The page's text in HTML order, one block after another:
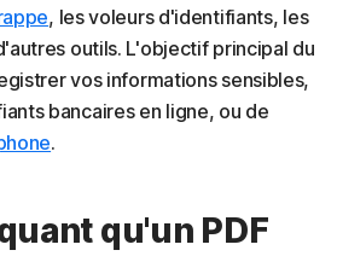
, les voleurs d'identifiants, les
outils. L'objectif principal du
vos informations sensibles,
bancaires en ligne, ou de
.
qu'un PDF